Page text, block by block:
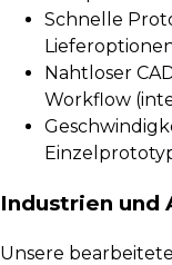
Schnelle
Nahtloser
Workflow
Industrien und
Unsere